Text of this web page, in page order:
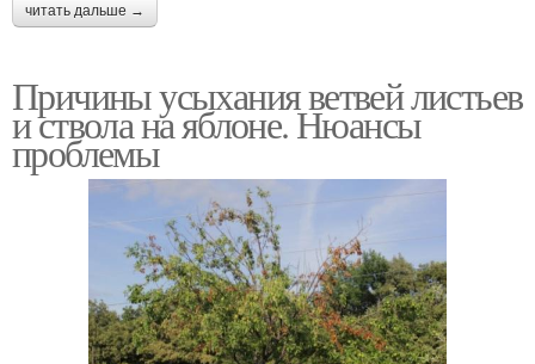
читать дальше →
Причины усыхания ветвей листьев
и ствола на яблоне. Нюансы
проблемы